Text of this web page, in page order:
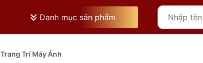
Danh mục sản phẩm
Trang Trí Máy Ảnh